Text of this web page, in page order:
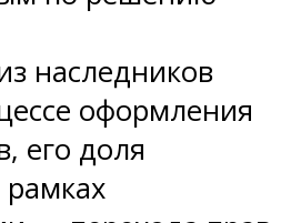
наследников
оформления
его доля
рамках